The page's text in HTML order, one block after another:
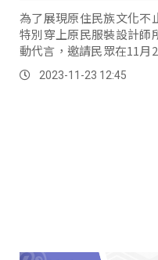
為了展現原住民族文化不
特別穿上原民服裝設計師
動代言，邀請民眾在11月
《2023原舞藝動原住民族
2023-11-23 12:45